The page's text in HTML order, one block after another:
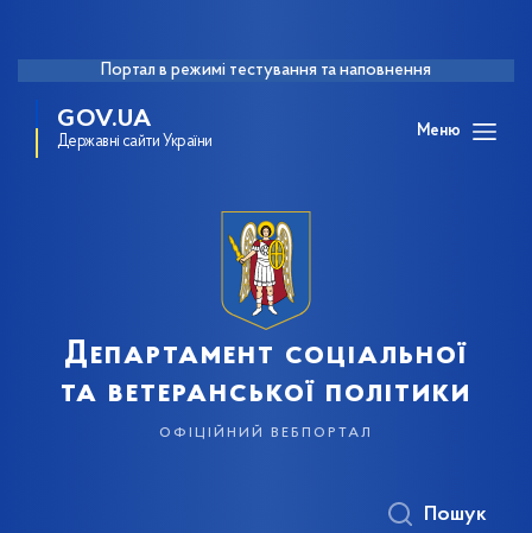
Портал в режимі тестування та наповнення
GOV.UA
Державні сайти України
Меню
Департамент соціальної
та ветеранської політики
офіційний вебпортал
Пошук